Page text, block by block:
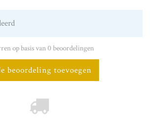
op basis van 0 beoordelingen
beoordeling toevoegen